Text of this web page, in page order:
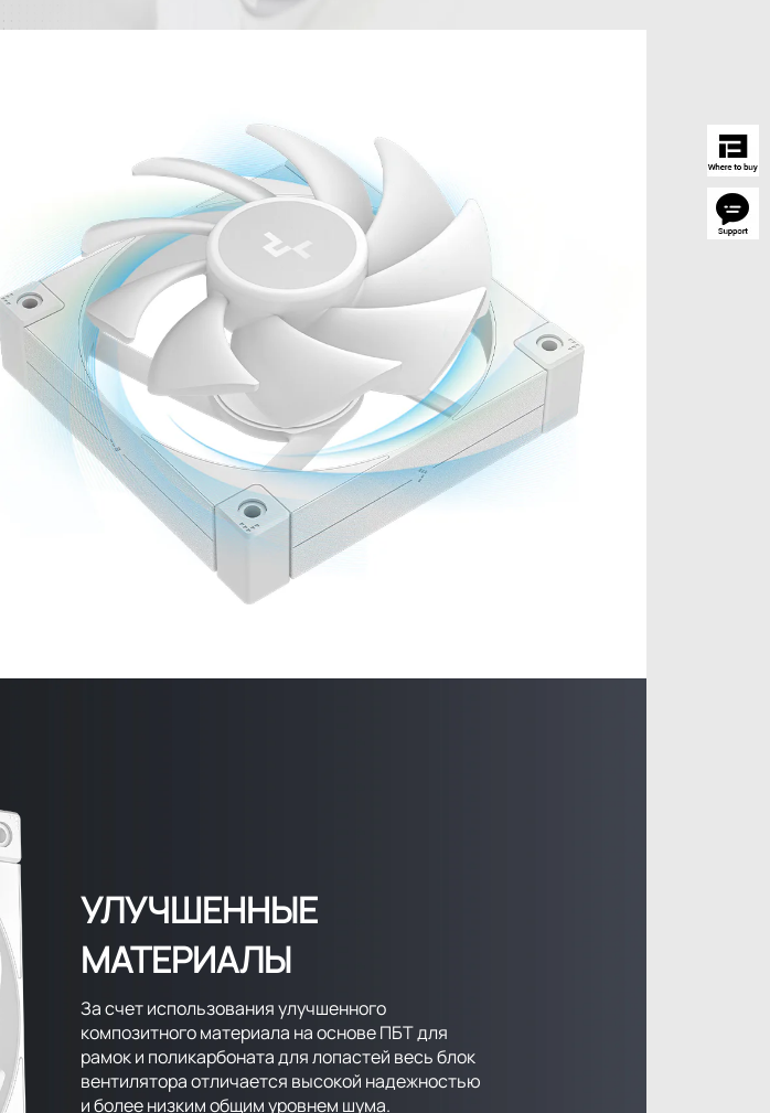
УЛУЧШЕННЫЕ
МАТЕРИАЛЫ
За счет использования улучшенного
композитного материала на основе ПБТ для
рамок и поликарбоната для лопастей весь блок
вентилятора отличается высокой надежностью
и более низким общим уровнем шума.